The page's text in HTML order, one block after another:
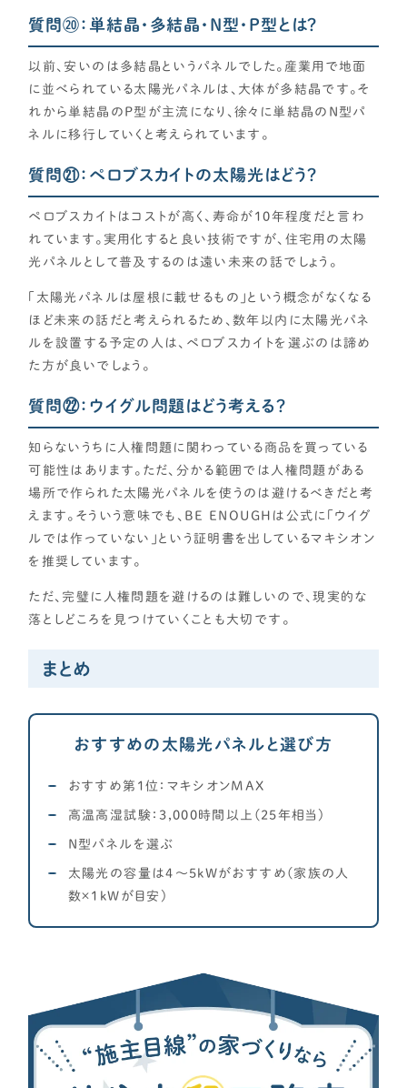
質問⑳：単結晶・多結晶・N型・P型とは？
以前、安いのは多結晶というパネルでした。産業用で地面
に並べられている太陽光パネルは、大体が多結晶です。そ
れから単結晶のP型が主流になり、徐々に単結晶のN型パ
ネルに移行していくと考えられています。
質問㉑：ペロブスカイトの太陽光はどう？
ペロブスカイトはコストが高く、寿命が10年程度だと言わ
れています。実用化すると良い技術ですが、住宅用の太陽
光パネルとして普及するのは遠い未来の話でしょう。
「太陽光パネルは屋根に載せるもの」という概念がなくなる
ほど未来の話だと考えられるため、数年以内に太陽光パネ
ルを設置する予定の人は、ペロブスカイトを選ぶのは諦め
た方が良いでしょう。
質問㉒：ウイグル問題はどう考える？
知らないうちに人権問題に関わっている商品を買っている
可能性はあります。ただ、分かる範囲では人権問題がある
場所で作られた太陽光パネルを使うのは避けるべきだと考
えます。そういう意味でも、BE ENOUGHは公式に「ウイグ
ルでは作っていない」という証明書を出しているマキシオン
を推奨しています。
ただ、完璧に人権問題を避けるのは難しいので、現実的な
落としどころを見つけていくことも大切です。
まとめ
おすすめの太陽光パネルと選び方
おすすめ第1位：マキシオンMAX
高温高湿試験：3,000時間以上(25年相当)
N型パネルを選ぶ
太陽光の容量は4～5kWがおすすめ(家族の人
数×1kWが目安)